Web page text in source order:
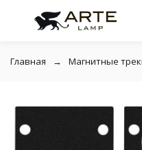
Главная Магнитные